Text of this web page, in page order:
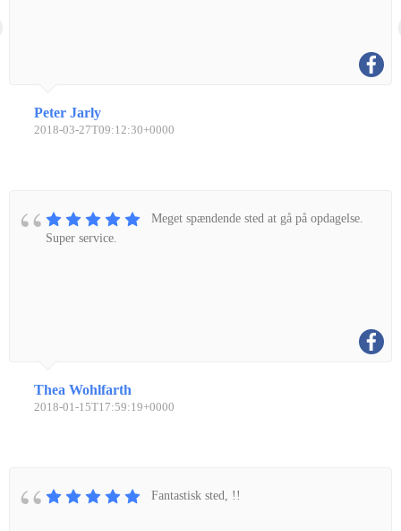
Peter Jarly
2018-03-27T09:12:30+0000
Meget spændende sted at gå på opdagelse.
Super service.
Thea Wohlfarth
2018-01-15T17:59:19+0000
Fantastisk sted, !!